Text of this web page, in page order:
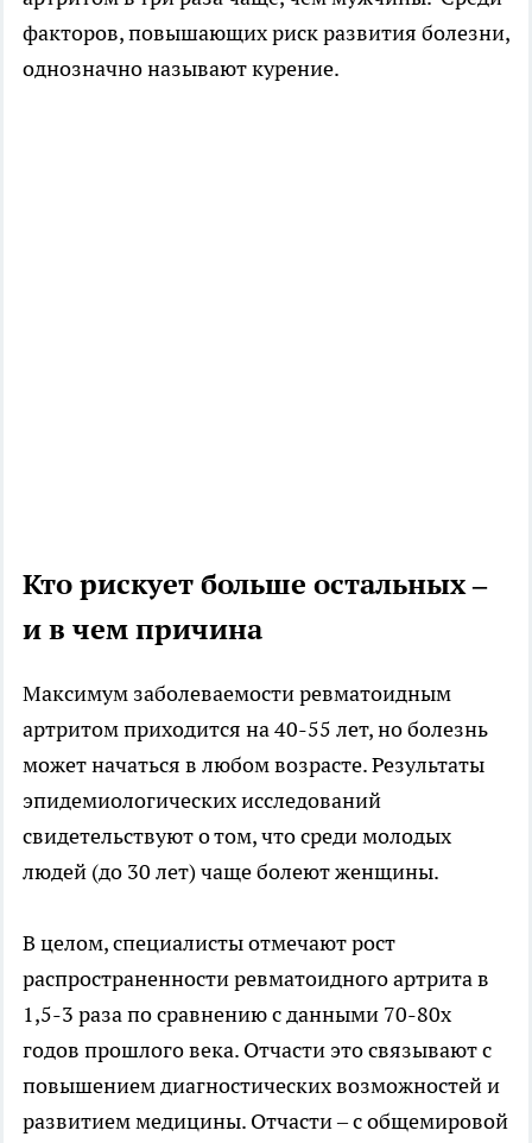
факторов, повышающих риск развития болезни,
однозначно называют курение.
Кто рискует больше остальных–
и в чем причина
Максимум заболеваемости ревматоидным
артритом приходится на 40-55 лет, но болезнь
может начаться в любом возрасте. Результаты
эпидемиологических исследований
свидетельствуют о том, что среди молодых
людей (до 30 лет) чаще болеют женщины.
В целом, специалисты отмечают рост
распространенности ревматоидного артрита в
1,5-3 раза по сравнению с данными 70-80х
годов прошлого века. Отчасти это связывают с
повышением диагностических возможностей и
развитием медицины. Отчасти – с общемировой